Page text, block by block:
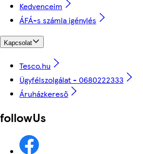
Kedvenceim
ÁFÁ-s számla igénylés
Kapcsolat
Tesco.hu
Ügyfélszolgálat - 0680222333
Áruházkereső
followUs